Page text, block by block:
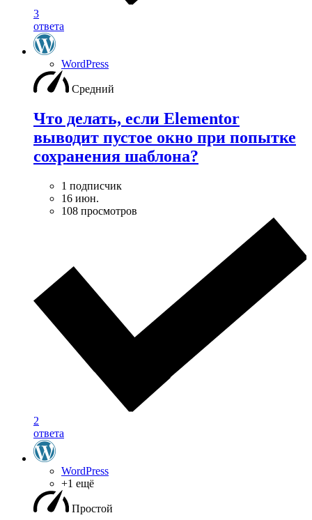
3
ответа
WordPress
Средний
Что делать, если Elementor
выводит пустое окно при попытке
сохранения шаблона?
1 подписчик
16 июн.
108 просмотров
2
ответа
WordPress
+1 ещё
Простой